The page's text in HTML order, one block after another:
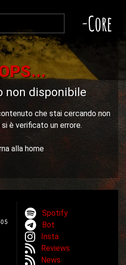
-Core
non disponibile
che stai cercando non
è verificato un errore.
alla home
Spotify
Bot
Insta
Reviews
News